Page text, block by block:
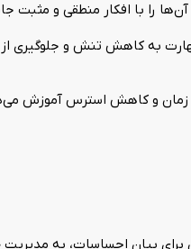
را با افکار منطقی و مثبت
به کاهش تنش و جلوگیری از
زمان و کاهش استرس آموزش
بیان احساسات، به